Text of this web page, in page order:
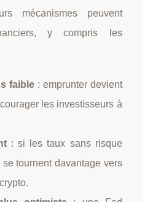
mécanismes peuvent
y compris les
faible : emprunter devient
les investisseurs à
: si les taux sans risque
tournent davantage vers